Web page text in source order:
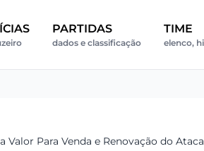
PARTIDAS
dados e classificação
TIME
elenco,
Valor Para Venda e Renovação do